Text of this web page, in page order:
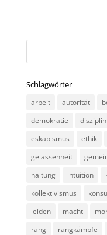
Schlagwörter
arbeit autorität
demokratie
disziplin
eskapismus
ethik
gelassenheit
haltung
intuition
kollektivismus
leiden
macht
rang
rangkämpfe